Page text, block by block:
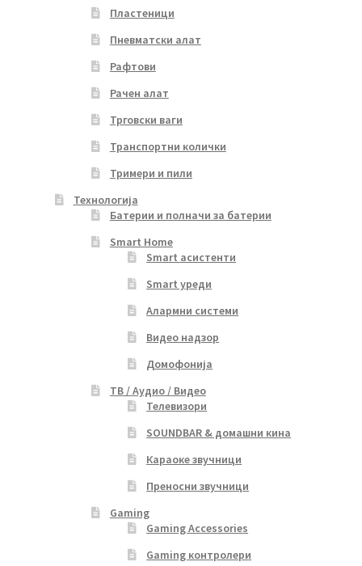
Пластеници
Пневматски алат
Рафтови
Рачен алат
Трговски ваги
Транспортни колички
Тримери и пили
Технологија
Батерии и полначи за батерии
Smart Home
Smart асистенти
Smart уреди
Алармни системи
Видео надзор
Домофонија
ТВ / Аудио / Видео
Телевизори
SOUNDBAR & домашни кина
Караоке звучници
Преносни звучници
Gaming
Gaming Accessories
Gaming контролери